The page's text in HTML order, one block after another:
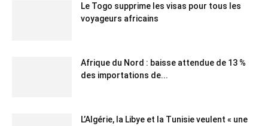
Le Togo supprime les visas pour tous les
voyageurs africains
Afrique du Nord : baisse attendue de 13 %
des importations de...
L’Algérie, la Libye et la Tunisie veulent « une